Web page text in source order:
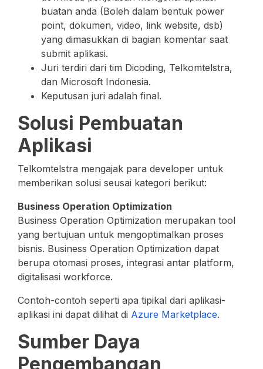
buatan anda (Boleh dalam bentuk power
point, dokumen, video, link website, dsb)
yang dimasukkan di bagian komentar saat
submit aplikasi.
Juri terdiri dari tim Dicoding, Telkomtelstra,
dan Microsoft Indonesia.
Keputusan juri adalah final.
Solusi Pembuatan
Aplikasi
Telkomtelstra mengajak para developer untuk
memberikan solusi seusai kategori berikut:
Business Operation Optimization
Business Operation Optimization merupakan tool
yang bertujuan untuk mengoptimalkan proses
bisnis. Business Operation Optimization dapat
berupa otomasi proses, integrasi antar platform,
digitalisasi workforce.
Contoh-contoh seperti apa tipikal dari aplikasi-
aplikasi ini dapat dilihat di Azure Marketplace.
Sumber Daya
Pengembangan